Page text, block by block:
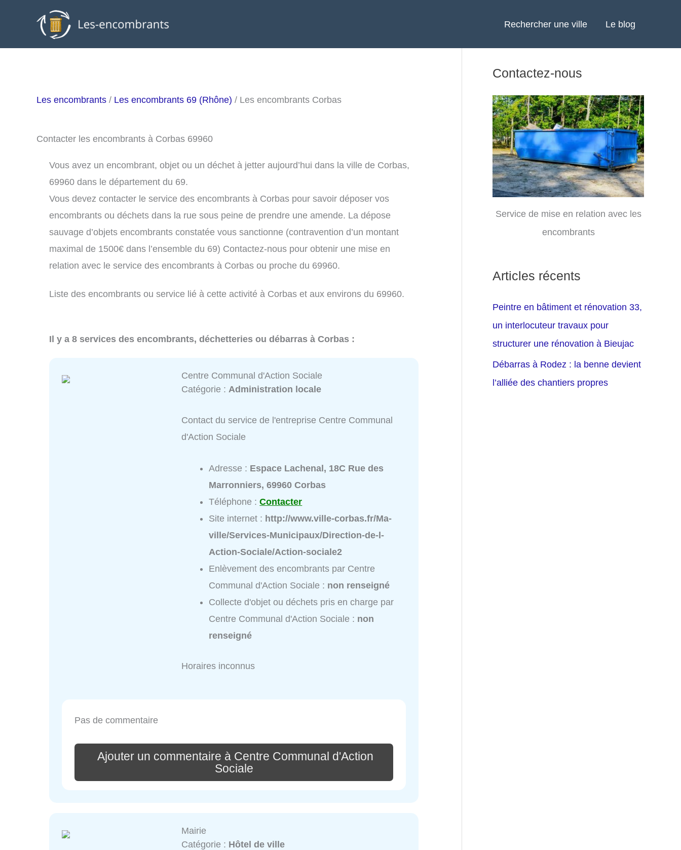
Rechercher une ville Le blog
Les encombrants / Les encombrants 69 (Rhône) / Les encombrants Corbas
Contacter les encombrants à Corbas 69960
Vous avez un encombrant, objet ou un déchet à jetter aujourd’hui dans la ville de Corbas,
69960 dans le département du 69.
Vous devez contacter le service des encombrants à Corbas pour savoir déposer vos
encombrants ou déchets dans la rue sous peine de prendre une amende. La dépose
sauvage d’objets encombrants constatée vous sanctionne (contravention d’un montant
maximal de 1500€ dans l’ensemble du 69) Contactez-nous pour obtenir une mise en
relation avec le service des encombrants à Corbas ou proche du 69960.
Liste des encombrants ou service lié à cette activité à Corbas et aux environs du 69960.
Il y a 8 services des encombrants, déchetteries ou débarras à Corbas :
Centre Communal d'Action Sociale
Catégorie : Administration locale
Contact du service de l'entreprise Centre Communal
d'Action Sociale
Adresse : Espace Lachenal, 18C Rue des
Marronniers, 69960 Corbas
Téléphone :Contacter
Site internet : http://www.ville-corbas.fr/Ma-
ville/Services-Municipaux/Direction-de-l-
Action-Sociale/Action-sociale2
Enlèvement des encombrants par Centre
Communal d'Action Sociale : non renseigné
Collecte d'objet ou déchets pris en charge par
Centre Communal d'Action Sociale : non
renseigné
Horaires inconnus
Pas de commentaire
Ajouter un commentaire à Centre Communal d'Action
Sociale
Mairie
Catégorie : Hôtel de ville
Contactez-nous
Service de mise en relation avec les
encombrants
Articles récents
Peintre en bâtiment et rénovation 33,
un interlocuteur travaux pour
structurer une rénovation à Bieujac
Débarras à Rodez : la benne devient
l’alliée des chantiers propres